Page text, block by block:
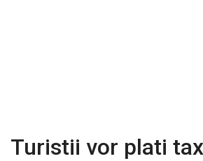
Turistii vor plati